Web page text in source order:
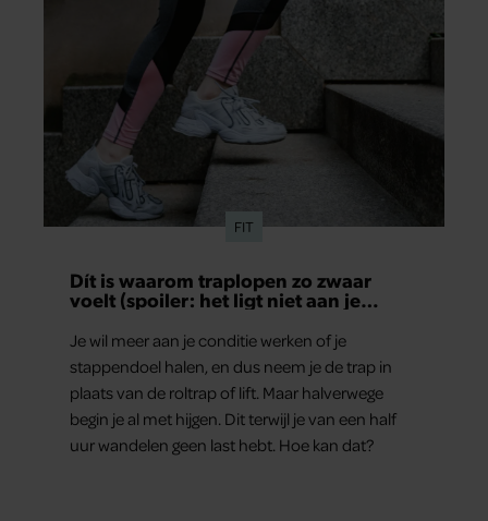
FIT
Dít is waarom traplopen zo zwaar
voelt (spoiler: het ligt niet aan je
Je wil meer aan je conditie werken of je
stappendoel halen, en dus neem je de trap in
plaats van de roltrap of lift. Maar halverwege
begin je al met hijgen. Dit terwijl je van een half
uur wandelen geen last hebt. Hoe kan dat?